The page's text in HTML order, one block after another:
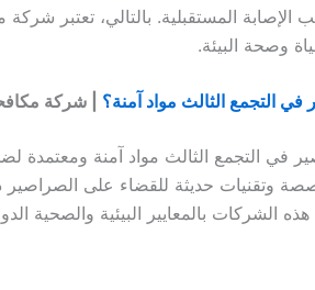
الإصابة المستقبلية. بالتالي، تعتبر
وصحة البيئة.
التجمع الثالث مواد آمنة؟ | شركة
التجمع الثالث مواد آمنة ومعتمدة
وتقنيات حديثة للقضاء على الصراصير
هذه الشركات بالمعايير البيئية والصحية